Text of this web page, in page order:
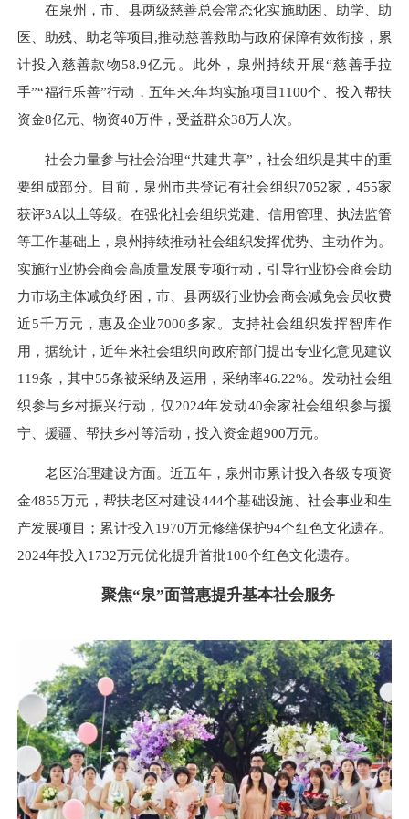
在泉州，市、县两级慈善总会常态化实施助困、助学、助
医、助残、助老等项目,推动慈善救助与政府保障有效衔接，累
计投入慈善款物58.9亿元。此外，泉州持续开展“慈善手拉
手”“福行乐善”行动，五年来,年均实施项目1100个、投入帮扶
资金8亿元、物资40万件，受益群众38万人次。
社会力量参与社会治理“共建共享”，社会组织是其中的重
要组成部分。目前，泉州市共登记有社会组织7052家，455家
获评3A以上等级。在强化社会组织党建、信用管理、执法监管
等工作基础上，泉州持续推动社会组织发挥优势、主动作为。
实施行业协会商会高质量发展专项行动，引导行业协会商会助
力市场主体减负纾困，市、县两级行业协会商会减免会员收费
近5千万元，惠及企业7000多家。支持社会组织发挥智库作
用，据统计，近年来社会组织向政府部门提出专业化意见建议
119条，其中55条被采纳及运用，采纳率46.22%。发动社会组
织参与乡村振兴行动，仅2024年发动40余家社会组织参与援
宁、援疆、帮扶乡村等活动，投入资金超900万元。
老区治理建设方面。近五年，泉州市累计投入各级专项资
金4855万元，帮扶老区村建设444个基础设施、社会事业和生
产发展项目；累计投入1970万元修缮保护94个红色文化遗存。
2024年投入1732万元优化提升首批100个红色文化遗存。
聚焦“泉”面普惠提升基本社会服务